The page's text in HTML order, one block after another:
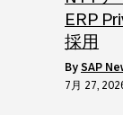
ERP
採用
by SAP
7月 27,